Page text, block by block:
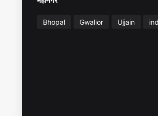
Bhopal Gwalior Ujjain